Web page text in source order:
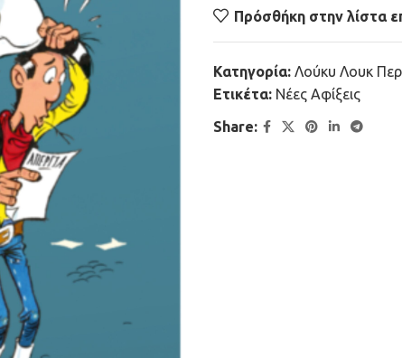
Πρόσθήκη στην λίστα
Κατηγορία: Λούκυ Λουκ
Ετικέτα: Νέες Αφίξεις
Share: